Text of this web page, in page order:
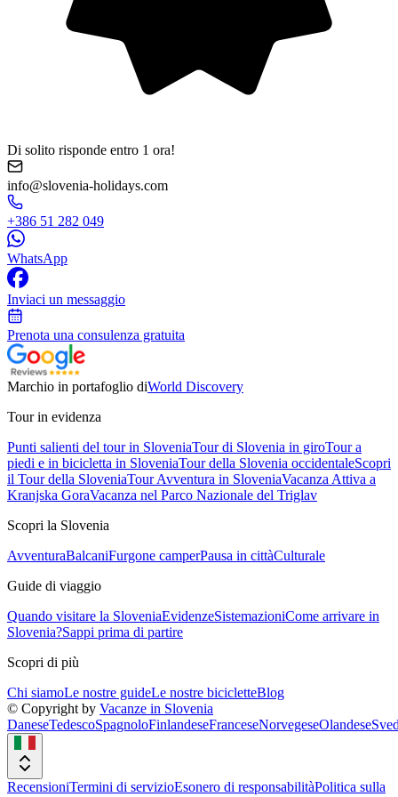
Di solito risponde entro 1 ora!
info@slovenia-holidays.com
+386 51 282 049
WhatsApp
Inviaci un messaggio
Prenota una consulenza gratuita
Marchio in portafoglio diWorld Discovery
Tour in evidenza
Punti salienti del tour in SloveniaTour di Slovenia in giroTour a
piedi e in bicicletta in SloveniaTour della Slovenia occidentaleScopri
il Tour della SloveniaTour Avventura in SloveniaVacanza Attiva a
Kranjska GoraVacanza nel Parco Nazionale del Triglav
Scopri la Slovenia
AvventuraBalcaniFurgone camperPausa in cittàCulturale
Guide di viaggio
Quando visitare la SloveniaEvidenzeSistemazioniCome arrivare in
Slovenia?Sappi prima di partire
Scopri di più
Chi siamoLe nostre guideLe nostre bicicletteBlog
© Copyright by Vacanze in Slovenia
DaneseTedescoSpagnoloFinlandeseFranceseNorvegeseOlandese
RecensioniTermini di servizioEsonero di responsabilitàPolitica sulla